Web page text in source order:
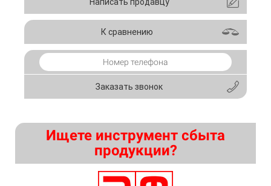
Ищете инструмент сбыта
продукции?
К сравнению
Заказать звонок